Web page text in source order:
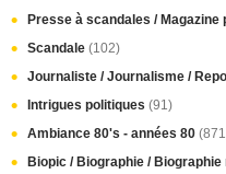
Presse à scandales / Magazine
Scandale (102)
Journaliste / Journalisme /
Intrigues politiques (91)
Ambiance 80's - années 80
Biopic / Biographie /